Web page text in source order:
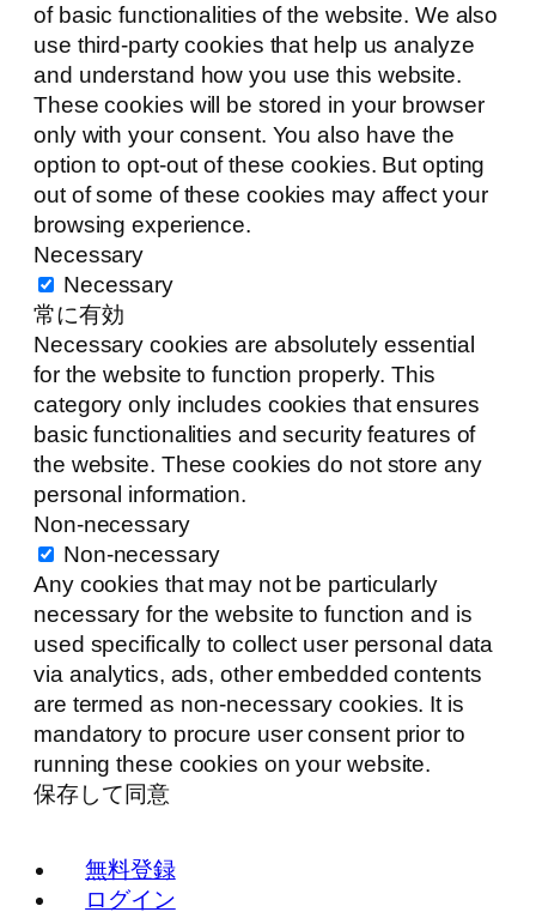
of basic functionalities of the website. We also
use third-party cookies that help us analyze
and understand how you use this website.
These cookies will be stored in your browser
only with your consent. You also have the
option to opt-out of these cookies. But opting
out of some of these cookies may affect your
browsing experience.
Necessary
Necessary
常に有効
Necessary cookies are absolutely essential
for the website to function properly. This
category only includes cookies that ensures
basic functionalities and security features of
the website. These cookies do not store any
personal information.
Non-necessary
Non-necessary
Any cookies that may not be particularly
necessary for the website to function and is
used specifically to collect user personal data
via analytics, ads, other embedded contents
are termed as non-necessary cookies. It is
mandatory to procure user consent prior to
running these cookies on your website.
保存して同意
無料登録
ログイン